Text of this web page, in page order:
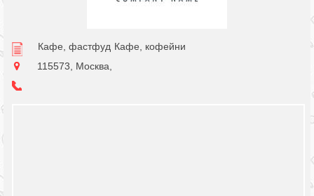
Кафе, фастфуд Кафе, кофейни
115573, Москва,